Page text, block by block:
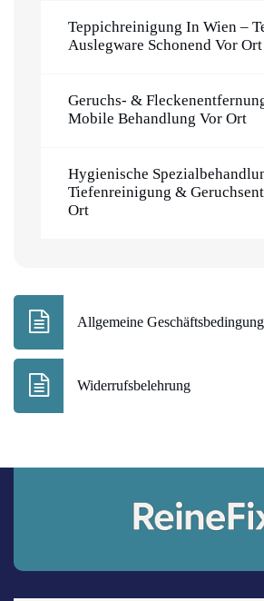
Teppichreinigung In Wien –
Auslegware Schonend Vor
Geruchs- &
Mobile Behandlung Vor Ort
Hygienische
Tiefenreinigung &
Ort
Allgemeine
Widerrufsbelehrung